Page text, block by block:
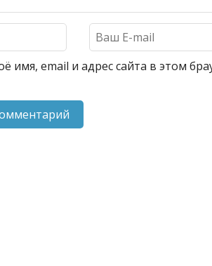
имя, email и адрес сайта в этом